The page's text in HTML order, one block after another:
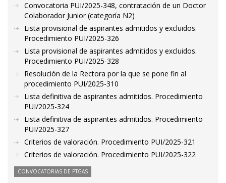
Convocatoria PUI/2025-348, contratación de un Doctor
Colaborador Junior (categoría N2)
Lista provisional de aspirantes admitidos y excluidos.
Procedimiento PUI/2025-326
Lista provisional de aspirantes admitidos y excluidos.
Procedimiento PUI/2025-328
Resolución de la Rectora por la que se pone fin al
procedimiento PUI/2025-310
Lista definitiva de aspirantes admitidos. Procedimiento
PUI/2025-324
Lista definitiva de aspirantes admitidos. Procedimiento
PUI/2025-327
Criterios de valoración. Procedimiento PUI/2025-321
Criterios de valoración. Procedimiento PUI/2025-322
CONVOCATORIAS DE PTGAS